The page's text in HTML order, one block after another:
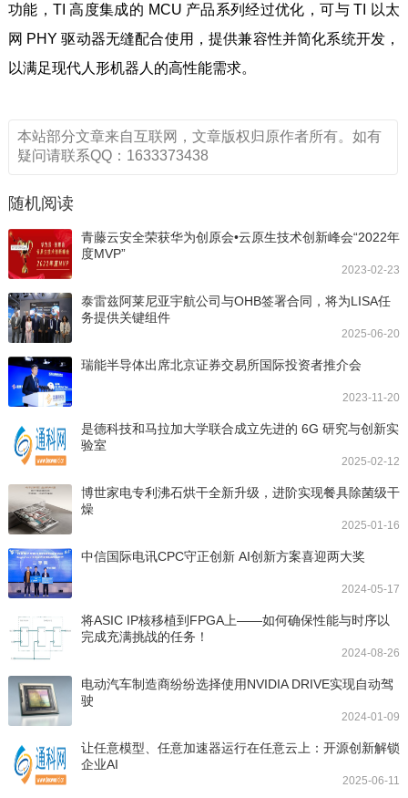
功能，TI 高度集成的 MCU 产品系列经过优化，可与 TI 以太
网 PHY 驱动器无缝配合使用，提供兼容性并简化系统开发，
以满足现代人形机器人的高性能需求。
本站部分文章来自互联网，文章版权归原作者所有。如有
疑问请联系QQ：1633373438
随机阅读
青藤云安全荣获华为创原会•云原生技术创新峰会“2022年
度MVP”
2023-02-23
泰雷兹阿莱尼亚宇航公司与OHB签署合同，将为LISA任
务提供关键组件
2025-06-20
瑞能半导体出席北京证券交易所国际投资者推介会
2023-11-20
是德科技和马拉加大学联合成立先进的 6G 研究与创新实
验室
2025-02-12
博世家电专利沸石烘干全新升级，进阶实现餐具除菌级干
燥
2025-01-16
中信国际电讯CPC守正创新 AI创新方案喜迎两大奖
2024-05-17
将ASIC IP核移植到FPGA上——如何确保性能与时序以
完成充满挑战的任务！
2024-08-26
电动汽车制造商纷纷选择使用NVIDIA DRIVE实现自动驾
驶
2024-01-09
让任意模型、任意加速器运行在任意云上：开源创新解锁
企业AI
2025-06-11